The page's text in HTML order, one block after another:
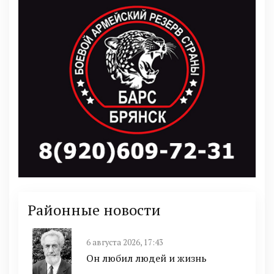
Районные новости
6 августа 2026, 17:43
Он любил людей и жизнь